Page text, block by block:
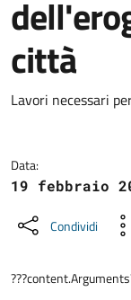
città
Dettagli
Lavori necessari
Data:
19 febbraio
Condividi